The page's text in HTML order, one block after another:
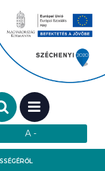
szó:
MENÜ